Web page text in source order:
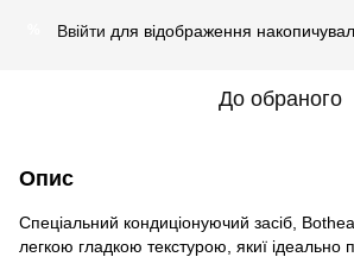
Ввійти для відображення
До обраного
Опис
Спеціальний кондиціонуючий засіб,
легкою гладкою текстурою, якиї ідеально